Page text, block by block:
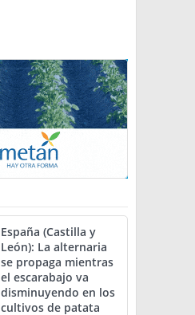
España (Castilla y
León): La alternaria
se propaga mientras
el escarabajo va
disminuyendo en los
cultivos de patata